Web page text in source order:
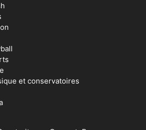
et conservatoires